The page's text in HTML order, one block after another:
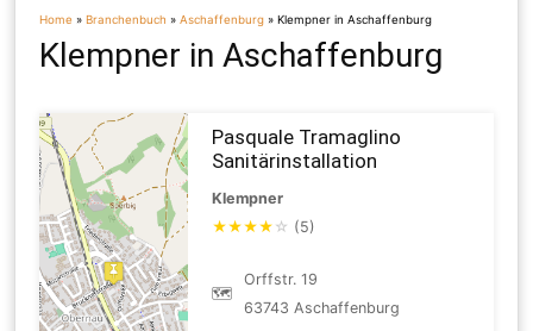
Home »Branchenbuch »Aschaffenburg »Klempner in Aschaffenburg
Klempner in Aschaffenburg
Pasquale Tramaglino
Sanitärinstallation
Klempner
★★★★ ☆ (5)
🗺
Orffstr. 19
63743 Aschaffenburg